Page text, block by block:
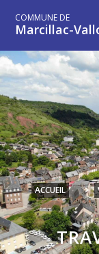
COMMUNE DE
Marcillac-
ACCUEIL >